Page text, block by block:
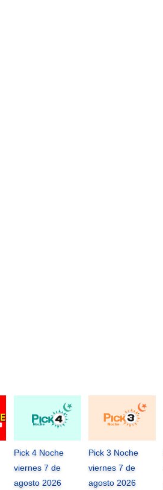
Pick 4 Noche
viernes 7 de
agosto 2026
Pick 3 Noche
viernes 7 de
agosto 2026